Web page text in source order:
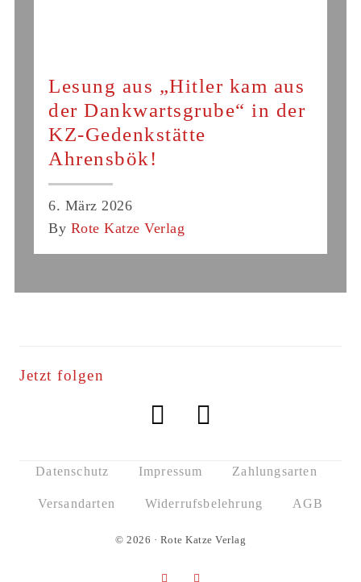
Lesung aus „Hitler kam aus
der Dankwartsgrube“ in der
KZ-Gedenkstätte
Ahrensbök!
6. März 2026
By Rote Katze Verlag
Jetzt folgen
Datenschutz Impressum Zahlungsarten
Versandarten Widerrufsbelehrung AGB
© 2026 · Rote Katze Verlag